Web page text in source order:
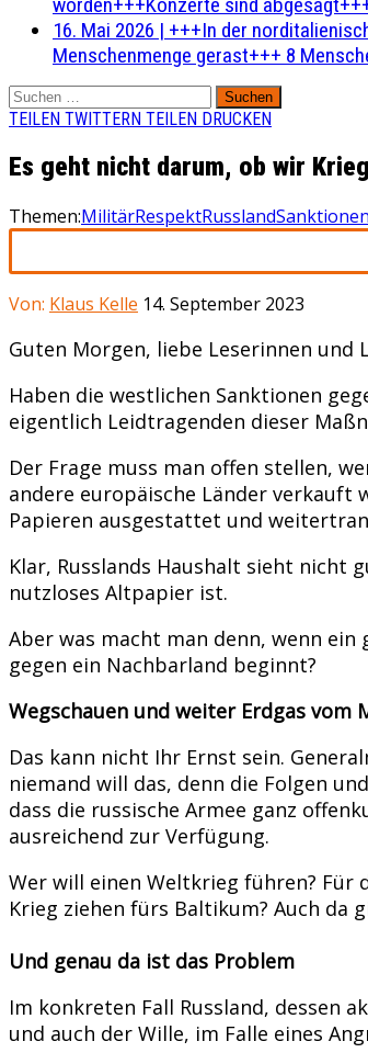
16. Mai 2026 | +++In der
Menschenmenge gerast+++ 8
Suchen
nach:
TEILEN TWITTERN TEILEN DRUCKEN
Es geht nicht darum, ob wir
Themen:MilitärRespektRusslandSanktionen
Von: Klaus Kelle 14. September 2023
Guten Morgen, liebe Leserinnen und
Haben die westlichen Sanktionen
eigentlich Leidtragenden dieser
Der Frage muss man offen stellen,
andere europäische Länder verkauft
Papieren ausgestattet und
Klar, Russlands Haushalt sieht nicht
nutzloses Altpapier ist.
Aber was macht man denn, wenn
gegen ein Nachbarland beginnt?
Wegschauen und weiter Erdgas vom
Das kann nicht Ihr Ernst sein.
niemand will das, denn die Folgen
dass die russische Armee ganz
ausreichend zur Verfügung.
Wer will einen Weltkrieg führen? Für
Krieg ziehen fürs Baltikum? Auch da
Und genau da ist das Problem
Im konkreten Fall Russland, dessen
und auch der Wille, im Falle eines